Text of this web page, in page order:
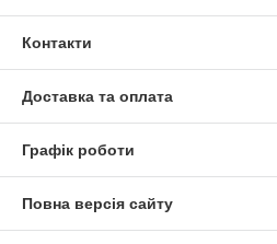
Контакти
Доставка та оплата
Графік роботи
Повна версія сайту